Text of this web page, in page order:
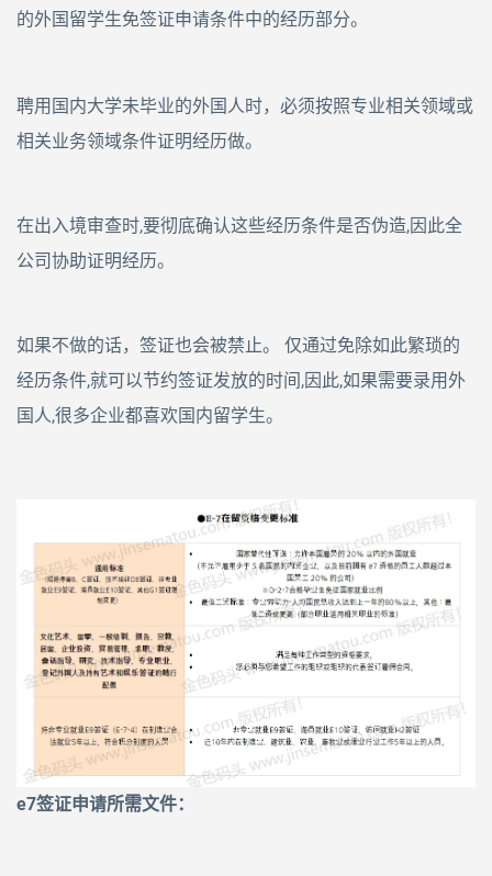
的外国留学生免签证申请条件中的经历部分。
聘用国内大学未毕业的外国人时，必须按照专业相关领域或
相关业务领域条件证明经历做。
在出入境审查时,要彻底确认这些经历条件是否伪造,因此全
公司协助证明经历。
如果不做的话，签证也会被禁止。 仅通过免除如此繁琐的
经历条件,就可以节约签证发放的时间,因此,如果需要录用外
国人,很多企业都喜欢国内留学生。
e7签证申请所需文件：